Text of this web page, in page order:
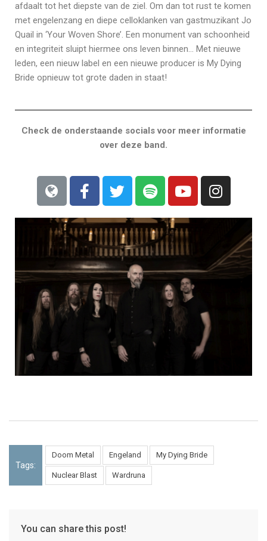
afdaalt tot het diepste van de ziel. Om dan tot rust te komen
met engelenzang en diepe celloklanken van gastmuzikant Jo
Quail in ‘Your Woven Shore’. Een monument van schoonheid
en integriteit sluipt hiermee ons leven binnen… Met nieuwe
leden, een nieuw label en een nieuwe producer is My Dying
Bride opnieuw tot grote daden in staat!
Check de onderstaande socials voor meer informatie
over deze band.
Tags:
Doom Metal Engeland My Dying Bride
Nuclear Blast Wardruna
You can share this post!